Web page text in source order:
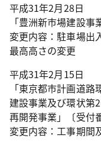
平成31年2月28日
「豊洲新市場建設事
変更内容：駐車場出
最高高さの変更
平成31年2月15日
「東京都市計画道路
建設事業及び環状第
再開発事業」〔受付
変更内容：工事期間